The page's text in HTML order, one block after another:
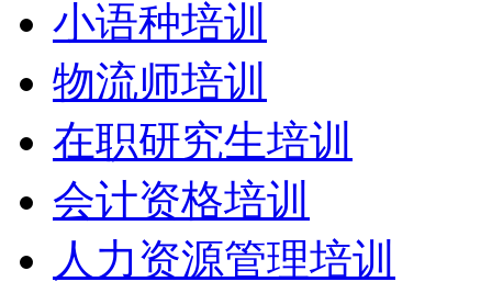
小语种培训
物流师培训
在职研究生培训
会计资格培训
人力资源管理培训